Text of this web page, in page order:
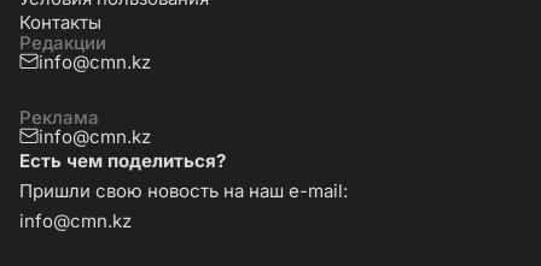
Контакты
Редакции
info@cmn.kz
Реклама
info@cmn.kz
Есть чем поделиться?
Пришли свою новость на наш e-mail:
info@cmn.kz